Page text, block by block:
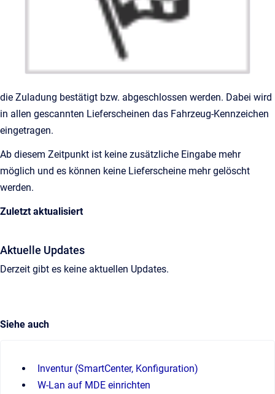
die Zuladung bestätigt bzw. abgeschlossen werden. Dabei wird
in allen gescannten Lieferscheinen das Fahrzeug-Kennzeichen
eingetragen.
Ab diesem Zeitpunkt ist keine zusätzliche Eingabe mehr
möglich und es können keine Lieferscheine mehr gelöscht
werden.
Zuletzt aktualisiert
Aktuelle Updates
Derzeit gibt es keine aktuellen Updates.
Siehe auch
Inventur (SmartCenter, Konfiguration)
W-Lan auf MDE einrichten